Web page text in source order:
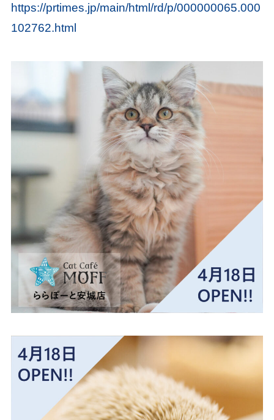
https://prtimes.jp/main/html/rd/p/000000065.000
102762.html